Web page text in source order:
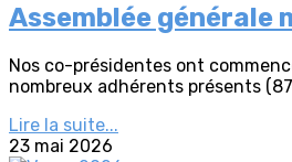
Assemblée générale
Nos co-présidentes ont
nombreux adhérents présents
Lire la suite...
23 mai 2026